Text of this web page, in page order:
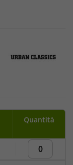
Quantità